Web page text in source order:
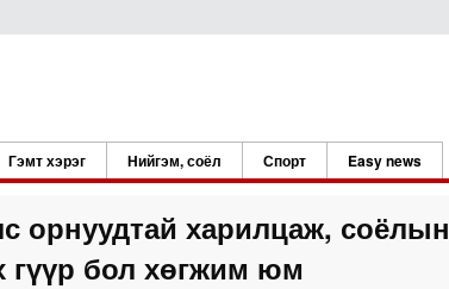
Гэмт хэрэг Нийгэм, соёл Спорт Easy news
орнуудтай харилцаж, соёлын
гүүр бол хөгжим юм